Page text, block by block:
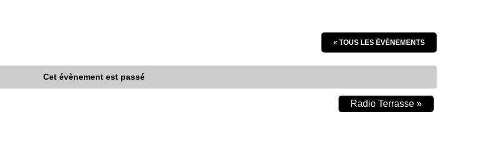
« TOUS LES ÉVÈNEMENTS
Cet évènement est passé
Radio Terrasse »